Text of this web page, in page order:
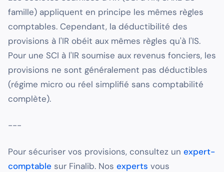
famille) appliquent en principe les mêmes règles
comptables. Cependant, la déductibilité des
provisions à l'IR obéit aux mêmes règles qu'à l'IS.
Pour une SCI à l'IR soumise aux revenus fonciers, les
provisions ne sont généralement pas déductibles
(régime micro ou réel simplifié sans comptabilité
complète).
---
Pour sécuriser vos provisions, consultez un expert-
comptable sur Finalib. Nos experts vous